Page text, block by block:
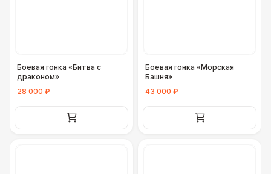
Боевая гонка «Битва с
драконом»
28 000 ₽
Боевая гонка «Морская
Башня»
43 000 ₽